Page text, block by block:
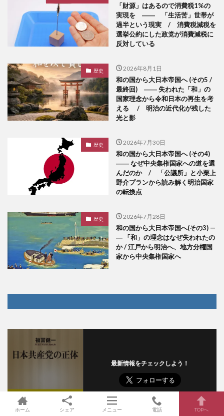
「財源」はあるので消費税1%の
実現を ―― 「生活苦」世帯が
過半という現実 / 消費税減税を
選挙公約にした政党が消費減税に
反対している
歴史 2026年8月1日
和の国から大日本帝国へ (その5 /
最終回) ―― 失われた「和」の
国家理念から令和日本の再生を考
える / 明治の近代化が残した
光と影
歴史 2026年7月30日
和の国から大日本帝国へ (その4)
―― なぜ中央集権国家への道を選
んだのか / 「公議所」と小栗上
野介プランから読み解く明治国家
の転換点
歴史 2026年7月28日
和の国から大日本帝国へ(その3) —
― 「和」の理念はなぜ失われたの
か / 江戸から明治へ、地方分権国
家から中央集権国家へ
最新情報をチェックしよう！
ホーム シェア メニュー 電話 TOPへ